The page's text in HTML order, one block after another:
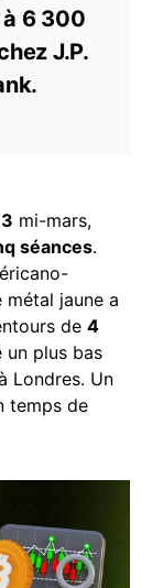
6 300
J.P.
mi-mars,
séances.
métal jaune a
de 4
un plus bas
Londres. Un
temps de